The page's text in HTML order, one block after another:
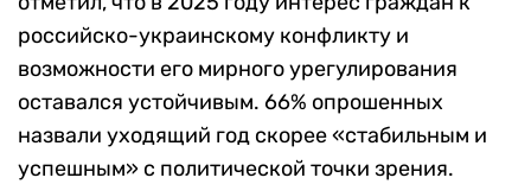
российско-украинскому конфликту и
возможности его мирного урегулирования
оставался устойчивым. 66% опрошенных
назвали уходящий год скорее «стабильным и
успешным» с политической точки зрения.